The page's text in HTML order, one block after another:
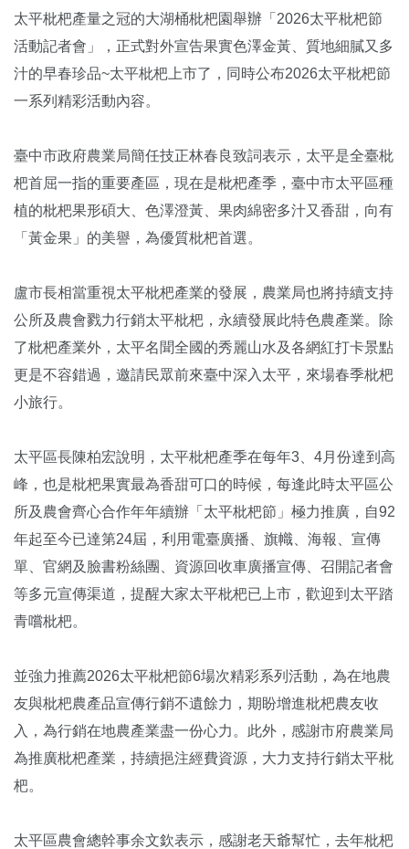
太平枇杷產量之冠的大湖桶枇杷園舉辦「2026太平枇杷節
活動記者會」，正式對外宣告果實色澤金黃、質地細膩又多
汁的早春珍品~太平枇杷上市了，同時公布2026太平枇杷節
一系列精彩活動內容。
臺中市政府農業局簡任技正林春良致詞表示，太平是全臺枇
杷首屈一指的重要產區，現在是枇杷產季，臺中市太平區種
植的枇杷果形碩大、色澤澄黃、果肉綿密多汁又香甜，向有
「黃金果」的美譽，為優質枇杷首選。
盧市長相當重視太平枇杷產業的發展，農業局也將持續支持
公所及農會戮力行銷太平枇杷，永續發展此特色農產業。除
了枇杷產業外，太平名聞全國的秀麗山水及各網紅打卡景點
更是不容錯過，邀請民眾前來臺中深入太平，來場春季枇杷
小旅行。
太平區長陳柏宏說明，太平枇杷產季在每年3、4月份達到高
峰，也是枇杷果實最為香甜可口的時候，每逢此時太平區公
所及農會齊心合作年年續辦「太平枇杷節」極力推廣，自92
年起至今已達第24屆，利用電臺廣播、旗幟、海報、宣傳
單、官網及臉書粉絲團、資源回收車廣播宣傳、召開記者會
等多元宣傳渠道，提醒大家太平枇杷已上市，歡迎到太平踏
青嚐枇杷。
並強力推薦2026太平枇杷節6場次精彩系列活動，為在地農
友與枇杷農產品宣傳行銷不遺餘力，期盼增進枇杷農友收
入，為行銷在地農產業盡一份心力。此外，感謝市府農業局
為推廣枇杷產業，持續挹注經費資源，大力支持行銷太平枇
杷。
太平區農會總幹事余文欽表示，感謝老天爺幫忙，去年枇杷